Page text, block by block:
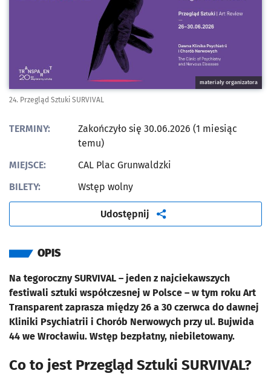
materiały organizatora
24. Przegląd Sztuki SURVIVAL
TERMINY:
Zakończyło się 30.06.2026 (1 miesiąc
temu)
MIEJSCE:
CAL Plac Grunwaldzki
BILETY:
Wstęp wolny
Udostępnij artykuł
OPIS
Na tegoroczny SURVIVAL – jeden z najciekawszych
festiwali sztuki współczesnej w Polsce – w tym roku Art
Transparent zaprasza między 26 a 30 czerwca do dawnej
Kliniki Psychiatrii i Chorób Nerwowych przy ul. Bujwida
44 we Wrocławiu. Wstęp bezpłatny, niebiletowany.
Co to jest Przegląd Sztuki SURVIVAL?